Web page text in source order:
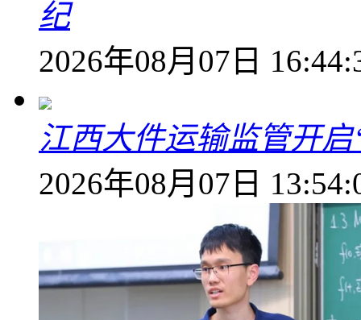
纪
2026年08月07日
江西大件运输监管开
2026年08月07日